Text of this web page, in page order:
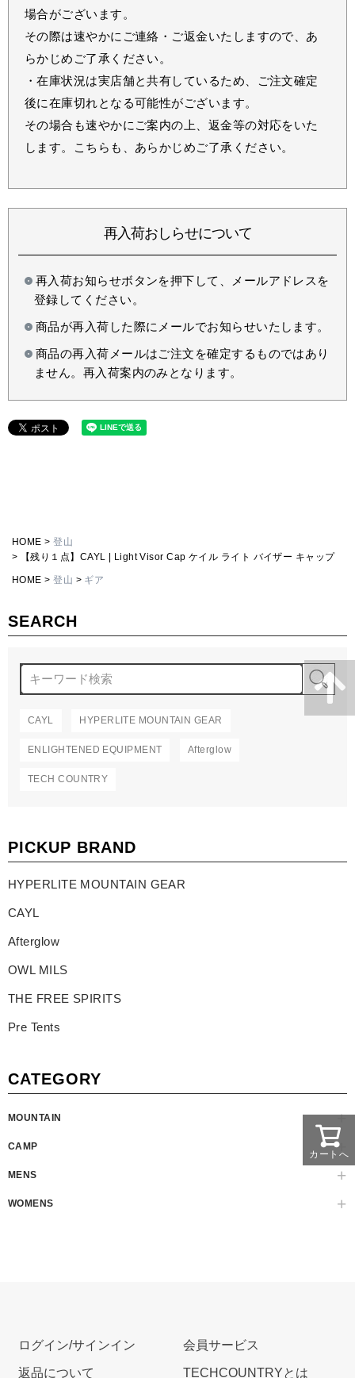
SEARCH
検
CAYL HYPERLITE MOUNTAIN GEAR
ENLIGHTENED EQUIPMENT Afterglow
TECH COUNTRY
PICKUP BRAND
HYPERLITE MOUNTAIN GEAR
CAYL
Afterglow
OWL MILS
THE FREE SPIRITS
Pre Tents
CATEGORY
MOUNTAIN
CAMP
MENS
WOMENS
場合がございます。
その際は速やかにご連絡・ご返金いたしますので、あ
らかじめご了承ください。
・在庫状況は実店舗と共有しているため、ご注文確定
後に在庫切れとなる可能性がございます。
その場合も速やかにご案内の上、返金等の対応をいた
します。こちらも、あらかじめご了承ください。
再入荷おしらせについて
再入荷お知らせボタンを押下して、メールアドレスを
登録してください。
商品が再入荷した際にメールでお知らせいたします。
商品の再入荷メールはご注文を確定するものではあり
ません。再入荷案内のみとなります。
HOME
登山
【残り１点】CAYL | Light Visor Cap ケイル ライト バイザー キャップ
HOME 登山 ギア
カートへ
ログイン/サインイン
返品について
会員サービス
TECHCOUNTRYとは